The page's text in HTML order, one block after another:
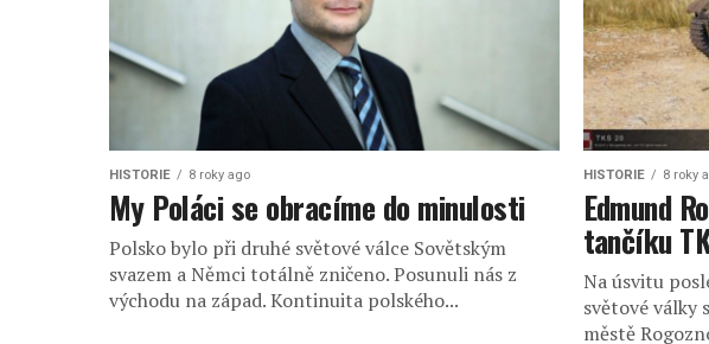
HISTORIE 8 roky ago
My Poláci se obracíme do minulosti
Polsko bylo při druhé světové válce Sovětským
svazem a Němci totálně zničeno. Posunuli nás z
východu na západ. Kontinuita polského...
HISTORIE 8 roky
Edmund
tančíku
Na úsvitu
světové války
městě